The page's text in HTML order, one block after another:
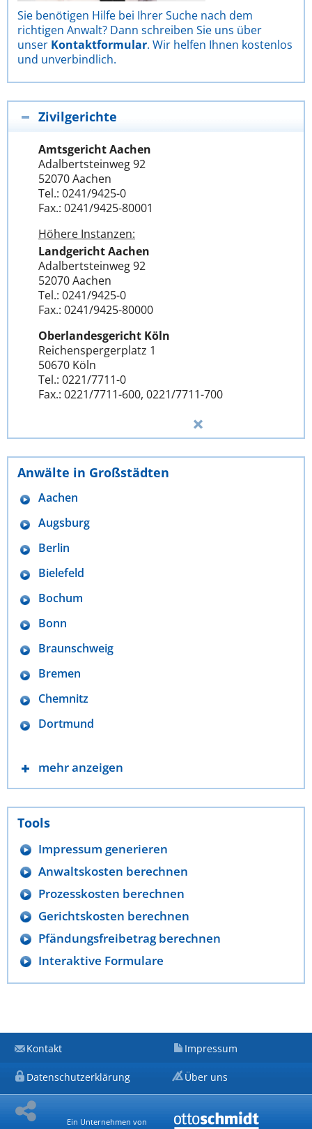
Sie benötigen Hilfe bei Ihrer Suche nach dem
richtigen Anwalt? Dann schreiben Sie uns über
unser Kontaktformular. Wir helfen Ihnen kostenlos
und unverbindlich.
Zivilgerichte
Amtsgericht Aachen
Adalbertsteinweg 92
52070 Aachen
Tel.: 0241/9425-0
Fax.: 0241/9425-80001
Höhere Instanzen:
Landgericht Aachen
Adalbertsteinweg 92
52070 Aachen
Tel.: 0241/9425-0
Fax.: 0241/9425-80000
Oberlandesgericht Köln
Reichenspergerplatz 1
50670 Köln
Tel.: 0221/7711-0
Fax.: 0221/7711-600, 0221/7711-700
Anwälte in Großstädten
Aachen
Augsburg
Berlin
Bielefeld
Bochum
Bonn
Braunschweig
Bremen
Chemnitz
Dortmund
mehr anzeigen
Tools
Impressum generieren
Anwaltskosten berechnen
Prozesskosten berechnen
Gerichtskosten berechnen
Pfändungsfreibetrag berechnen
Interaktive Formulare
Kontakt Impressum
Datenschutzerklärung Über uns
Ein Unternehmen von